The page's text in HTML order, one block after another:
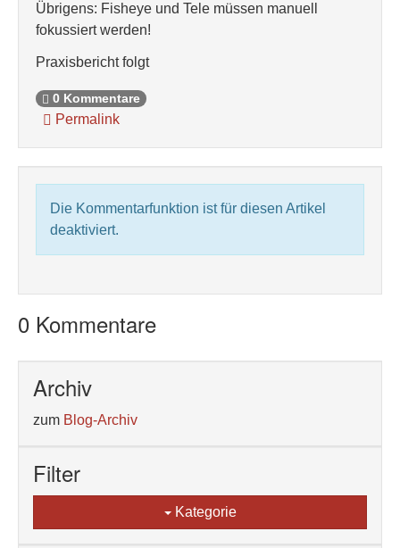
Übrigens: Fisheye und Tele müssen manuell
fokussiert werden!
Praxisbericht folgt
0 Kommentare
Permalink
Die Kommentarfunktion ist für diesen Artikel
deaktiviert.
0 Kommentare
Archiv
zum Blog-Archiv
Filter
Kategorie